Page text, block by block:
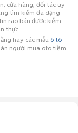
cửa hàng, đối tác uy
tìm kiếm đa dạng
rao bán được kiểm
thực.
hay các mẫu ô tô
người mua oto tiềm